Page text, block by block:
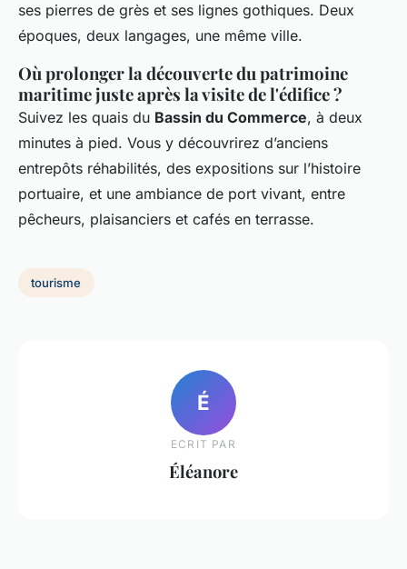
ses pierres de grès et ses lignes gothiques. Deux
époques, deux langages, une même ville.
Où prolonger la découverte du patrimoine
maritime juste après la visite de l'édifice ?
Suivez les quais du Bassin du Commerce, à deux
minutes à pied. Vous y découvrirez d’anciens
entrepôts réhabilités, des expositions sur l’histoire
portuaire, et une ambiance de port vivant, entre
pêcheurs, plaisanciers et cafés en terrasse.
tourisme
É
ECRIT PAR
Éléanore